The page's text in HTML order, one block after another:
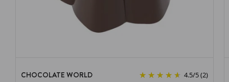
CHOCOLATE WORLD 4.5/5(2)